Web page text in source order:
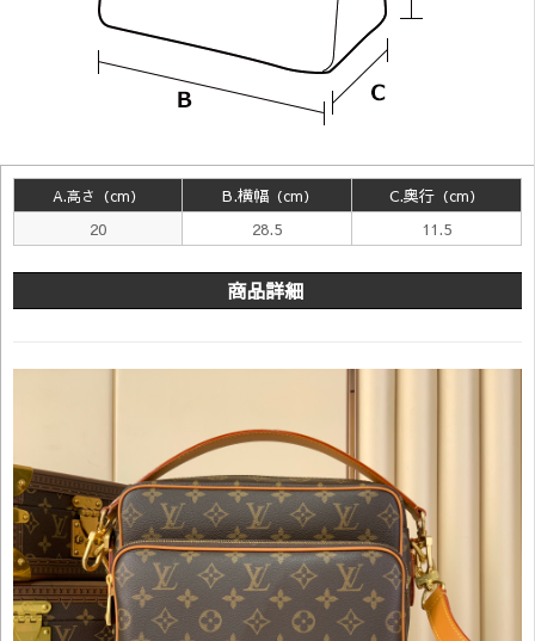
A.高さ（cm） B.横幅（cm） C.奥行 （cm）
20 28.5 11.5
商品詳細